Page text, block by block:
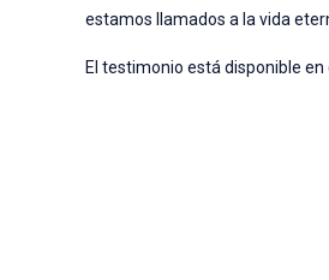
estamos llamados a la vida
El testimonio está disponible en